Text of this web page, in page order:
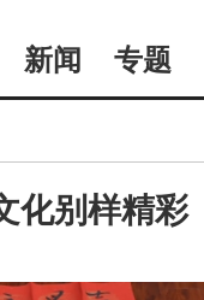
新闻 专题
化别样精彩